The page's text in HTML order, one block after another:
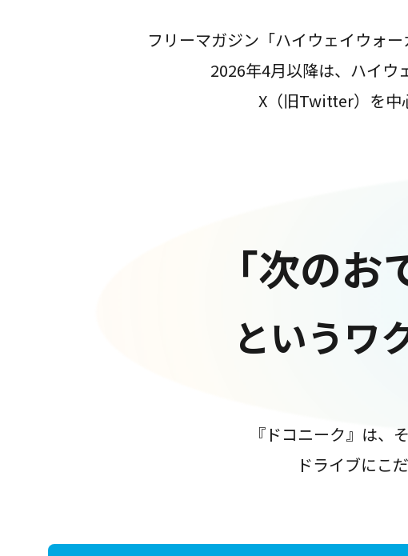
フリーマガジン「ハイウェイウォ
2026年4月以降は、ハイウ
X（旧Twitter）を中
「次の
というワ
『ドコニーク』は、
ドライブにこ